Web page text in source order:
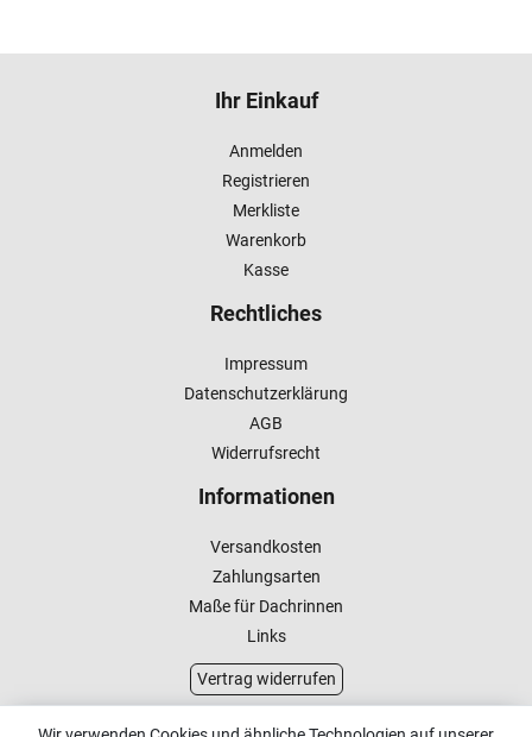
Ihr Einkauf
Anmelden
Registrieren
Merkliste
Warenkorb
Kasse
Rechtliches
Impressum
Datenschutzerklärung
AGB
Widerrufsrecht
Informationen
Versandkosten
Zahlungsarten
Maße für Dachrinnen
Links
Vertrag widerrufen
Kundenservice